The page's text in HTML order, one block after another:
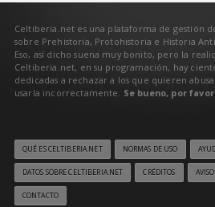
Celtiberia.net es una plataforma de gestión
sobre Prehistoria, Protohistoria e Historia
Eso, así dicho suena muy bonito, pero la
Celtiberia.net, en su programación, hay
dedicadas a rechazar a los que quieren
usarla incorrectamente. Se bueno, por favor.
QUÉ ES CELTIBERIA.NET NORMAS DE USO
DATOS SOBRE CELTIBERIA.NET CRÉDITOS
CONTACTO